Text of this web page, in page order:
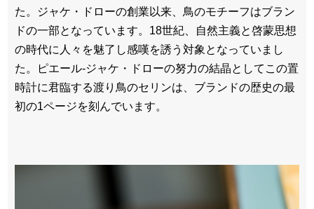
た。ジャケ・ドローの創業以来、鳥のモチーフはブラン
ドの一部となっています。18世紀、自然主義と啓蒙思想
の時代に人々を魅了し感嘆を誘う対象となっていまし
た。ピエール-ジャケ・ドローの努力の結晶としてこの置
時計に君臨する渡り鳥のセリンは、ブランドの歴史の最
初の1ページを刻んでいます。